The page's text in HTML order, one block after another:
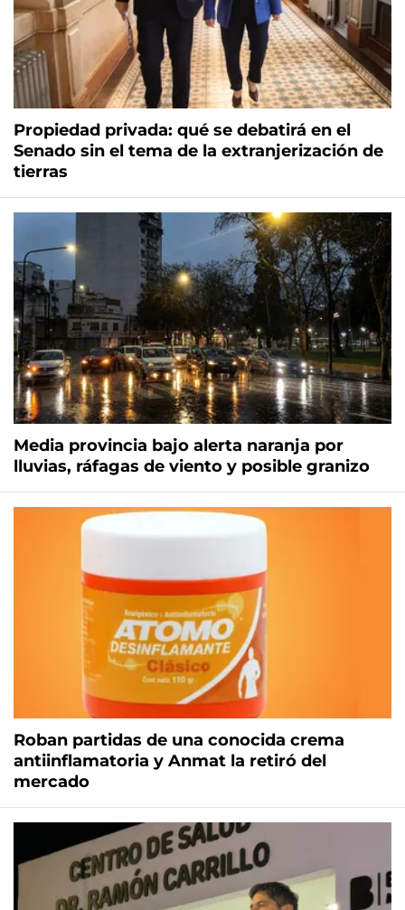
Propiedad privada: qué se debatirá en el
Senado sin el tema de la extranjerización de
tierras
Media provincia bajo alerta naranja por
lluvias, ráfagas de viento y posible granizo
Roban partidas de una conocida crema
antiinflamatoria y Anmat la retiró del
mercado